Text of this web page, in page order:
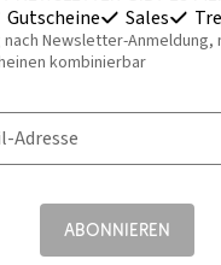
Gutscheine Sales
Newsletter-Anmeldung,
kombinierbar
Adresse
ABONNIEREN